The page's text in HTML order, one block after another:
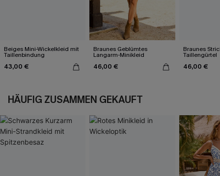
Beiges Mini-Wickelkleid mit
Taillenbindung
43,00 €
Braunes Geblümtes
Langarm-Minikleid
46,00 €
Braunes
Taillengürtel
46,00 €
HÄUFIG ZUSAMMEN GEKAUFT